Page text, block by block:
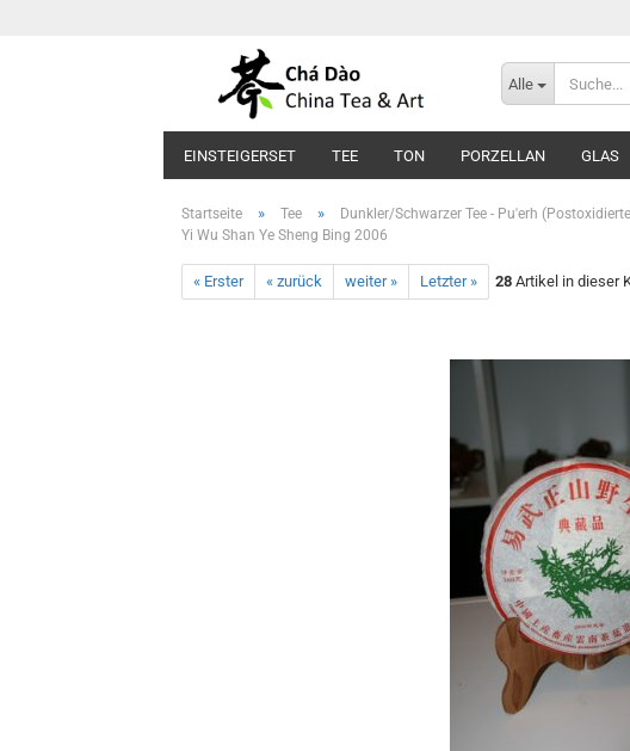
Alle
EINSTEIGERSET TEE TON PORZELLAN GLAS
Startseite » Tee » Dunkler/Schwarzer Tee - Pu'erh
Yi Wu Shan Ye Sheng Bing 2006
« Erster « zurück weiter » Letzter » 28 Artikel in dieser